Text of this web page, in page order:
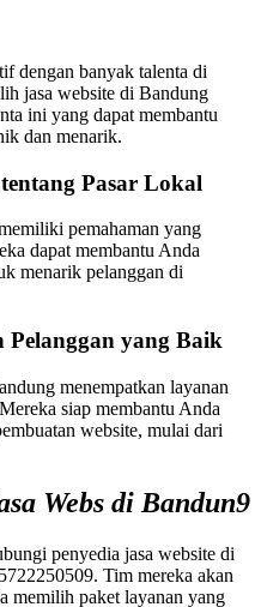
dengan banyak talenta di
jasa website di Bandung
ini yang dapat membantu
dan menarik.
Pasar Lokal
pemahaman yang
dapat membantu Anda
menarik pelanggan di
yang Baik
menempatkan layanan
siap membantu Anda
website, mulai dari
Webs di Bandun9
penyedia jasa website di
Tim mereka akan
memilih paket layanan yang